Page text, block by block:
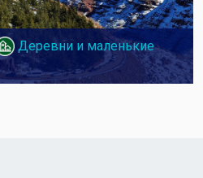
Деревни и маленькие